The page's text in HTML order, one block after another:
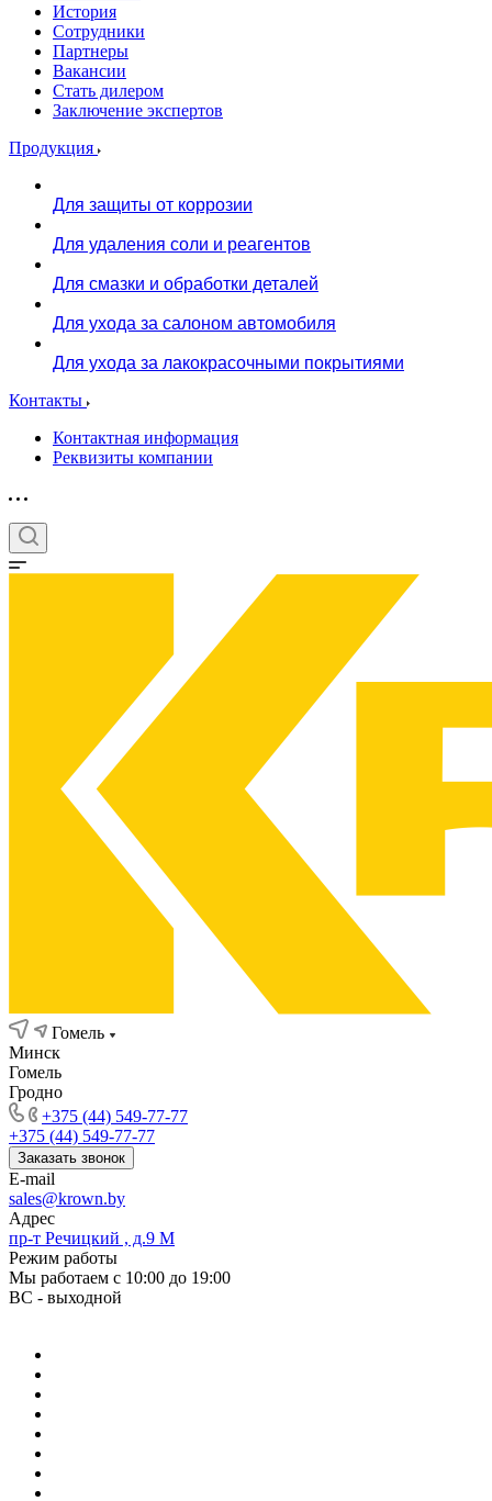
История
Сотрудники
Партнеры
Вакансии
Стать дилером
Заключение экспертов
Продукция
Для защиты от коррозии
Для удаления соли и реагентов
Для смазки и обработки деталей
Для ухода за салоном автомобиля
Для ухода за лакокрасочными покрытиями
Контакты
Контактная информация
Реквизиты компании
Гомель
Минск
Гомель
Гродно
+375 (44) 549-77-77
+375 (44) 549-77-77
Заказать звонок
E-mail
sales@krown.by
Адрес
пр-т Речицкий , д.9 М
Режим работы
Мы работаем с 10:00 до 19:00
ВС - выходной